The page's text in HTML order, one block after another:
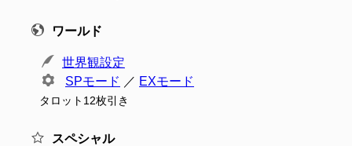
ワールド
世界観設定
SPモード ／ EXモード
タロット12枚引き
スペシャル